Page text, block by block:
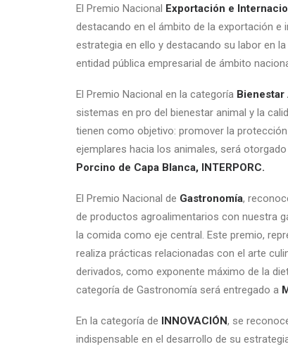
El Premio Nacional Exportación e
destacando en el ámbito de la exportación
estrategia en ello y destacando su labor en
entidad pública empresarial de ámbito
El Premio Nacional en la categoría Bienestar
sistemas en pro del bienestar animal y la
tienen como objetivo: promover la
ejemplares hacia los animales, será
Porcino de Capa Blanca, INTERPORC.
El Premio Nacional de Gastronomía,
de productos agroalimentarios con nuestra
la comida como eje central. Este premio,
realiza prácticas relacionadas con el arte
derivados, como exponente máximo de la
categoría de Gastronomía será entregado a
En la categoría de INNOVACIÓN, se
indispensable en el desarrollo de su